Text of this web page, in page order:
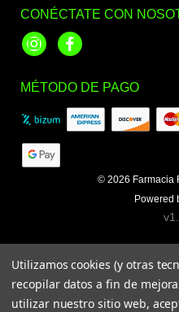
CONÉCTATE CON
InstagramFacebook
MÉTODO DE PAGO
© 2026 Farmacia
Powered
Utilizamos cookies (y otras
recopilar datos a fin de
utilizar nuestro sitio web,